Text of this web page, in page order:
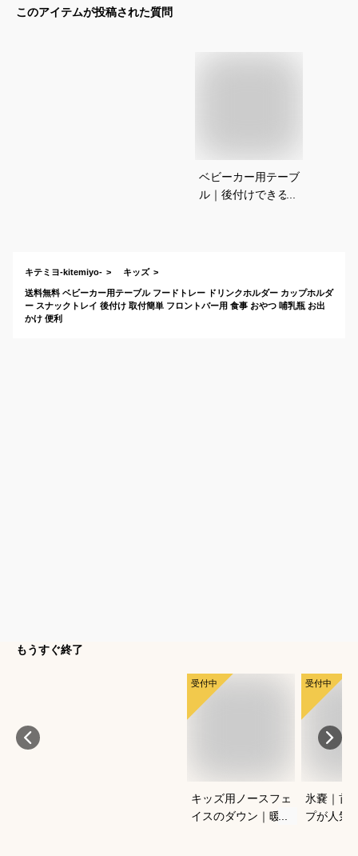
このアイテムが投稿された質問
ベビーカー用テーブ
ル｜後付けできる！
キテミヨ-kitemiyo- キッズ
送料無料 ベビーカー用テーブル フードトレー ドリンクホルダー カップホルダ
ー スナックトレイ 後付け 取付簡単 フロントバー用 食事 おやつ 哺乳瓶 お出
かけ 便利
もうすぐ終了
受付中
キッズ用ノースフェ
イスのダウン｜暖か
受付中
氷嚢｜首
プが人気